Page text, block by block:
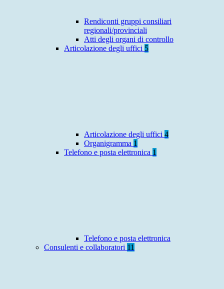
Rendiconti gruppi consiliari
regionali/provinciali
Atti degli organi di controllo
Articolazione degli uffici 5
Articolazione degli uffici 4
Organigramma 1
Telefono e posta elettronica 1
Telefono e posta elettronica
Consulenti e collaboratori 11